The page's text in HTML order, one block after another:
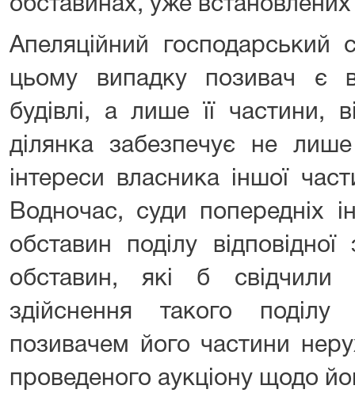
обставинах, уже встановлених
Апеляційний
цьому випадку позивач є
будівлі, а лише її частини,
ділянка забезпечує не
інтереси власника іншої
Водночас, суди попередніх
обставин поділу
обставин, які б свідчили
здійснення такого
позивачем його частини
проведеного аукціону щодо